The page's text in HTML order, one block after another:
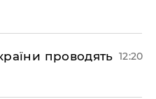
проводять 12:20